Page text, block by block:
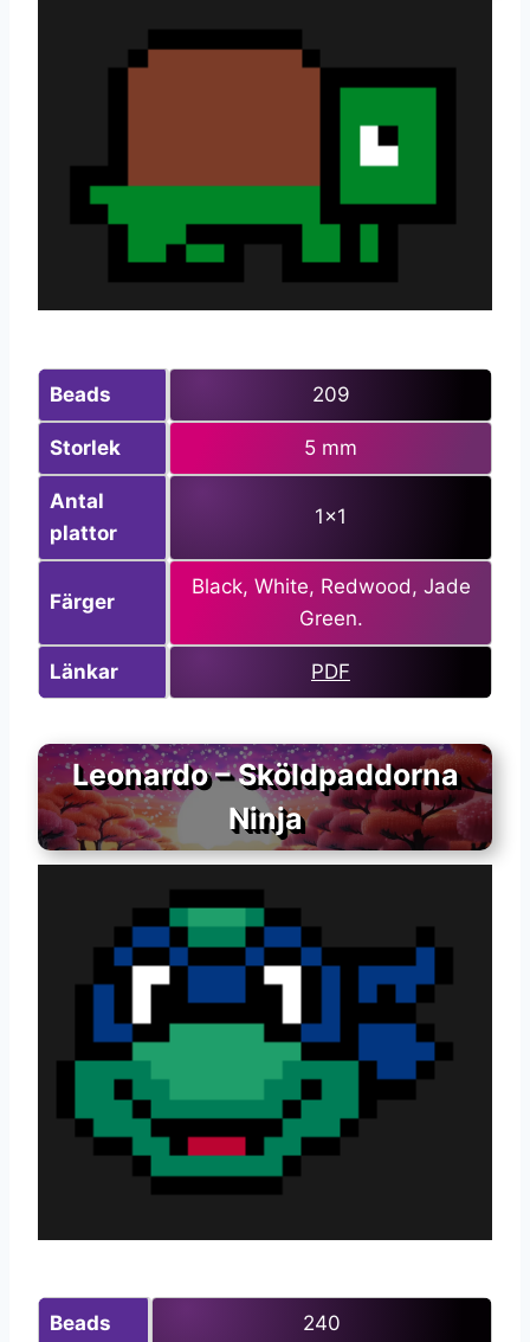
Beads 209
Storlek 5 mm
Antal
plattor
1×1
Färger
Black, White, Redwood, Jade
Green.
Länkar PDF
Leonardo – Sköldpaddorna
Ninja
Beads 240